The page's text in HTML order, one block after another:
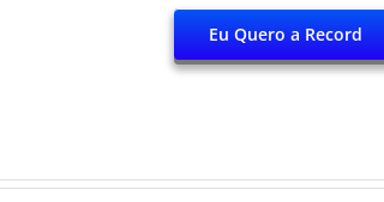
Eu Quero a Record